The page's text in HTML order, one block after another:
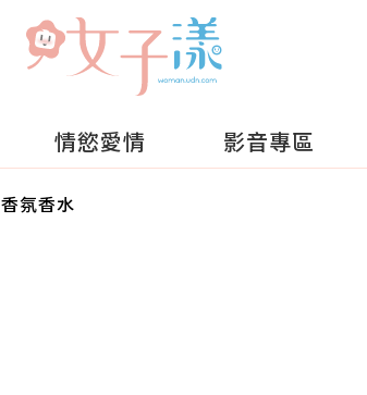
情慾愛情 影音專區
香氛香水